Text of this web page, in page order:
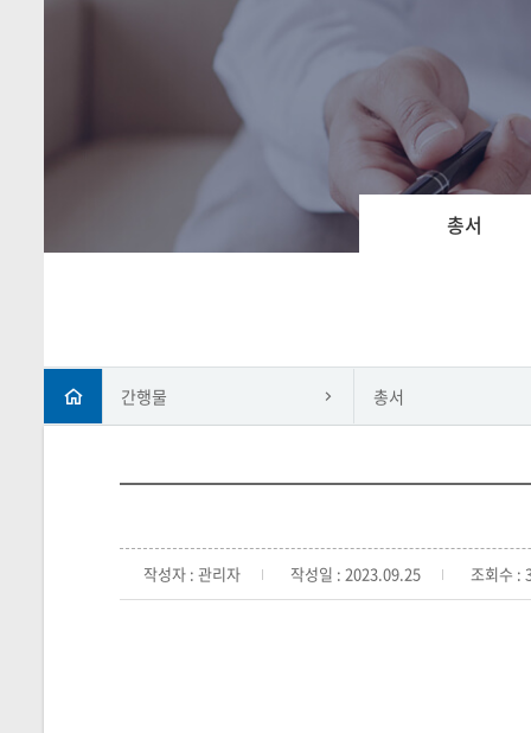
총서
간행물 총서
작성자 : 관리자 작성일 : 2023.09.25 조회수 :